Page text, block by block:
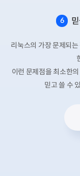
6
리눅스의 가장 문제되
이런 문제점을 최소한
믿고 쓸 수